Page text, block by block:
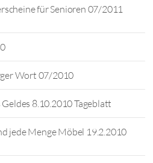
für Senioren 07/2011
Wort 07/2010
8.10.2010 Tageblatt
jede Menge Möbel 19.2.2010